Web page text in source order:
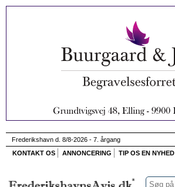
Frederikshavn d. 8/8-2026 - 7. årgang
KONTAKT OS
ANNONCERING TIP OS EN NYHED